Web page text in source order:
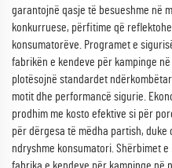
garantojnë qasje të besueshme në
konkurruese, përfitime që
konsumatorëve. Programet e
fabrikën e kendeve për kampinge
plotësojnë standardet
motit dhe performancë sigurie.
prodhim me kosto efektive si për
për dërgesa të mëdha partish,
ndryshme konsumatori. Shërbimet